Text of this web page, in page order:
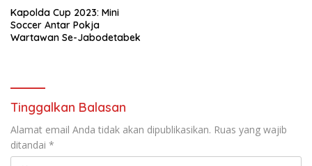
Kapolda Cup 2023: Mini
Soccer Antar Pokja
Wartawan Se-Jabodetabek
Tinggalkan Balasan
Alamat email Anda tidak akan dipublikasikan. Ruas yang wajib
ditandai *